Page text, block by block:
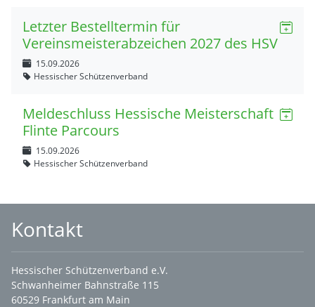
Letzter Bestelltermin für
Vereinsmeisterabzeichen 2027 des HSV
15.09.2026
Hessischer Schützenverband
Meldeschluss Hessische Meisterschaft
Flinte Parcours
15.09.2026
Hessischer Schützenverband
Kontakt
Hessischer Schützenverband e.V.
Schwanheimer Bahnstraße 115
60529 Frankfurt am Main